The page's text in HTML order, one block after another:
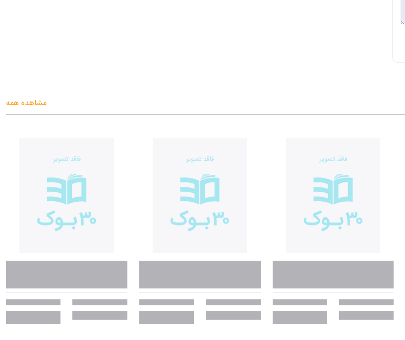
مشاهده همه